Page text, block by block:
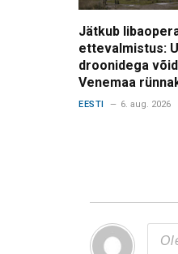
Jätkub
ettevalmistus:
droonidega
Venemaa
EESTI 6. aug. 2026